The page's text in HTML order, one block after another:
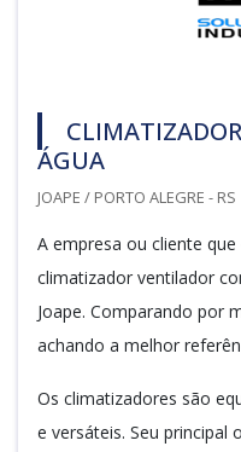
ÁGUA
JOAPE / PORTO ALEGRE - RS
A empresa ou cliente
climatizador ventilador
Joape. Comparando por
achando a melhor
Os climatizadores são
e versáteis. Seu principal